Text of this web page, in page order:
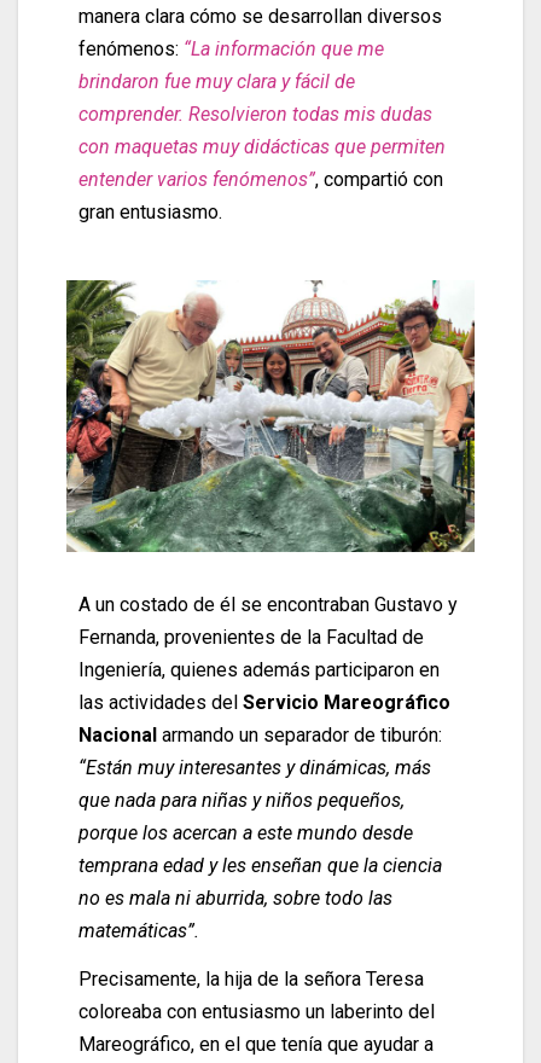
manera clara cómo se desarrollan diversos
fenómenos: “La información que me
brindaron fue muy clara y fácil de
comprender. Resolvieron todas mis dudas
con maquetas muy didácticas que permiten
entender varios fenómenos”, compartió con
gran entusiasmo.
A un costado de él se encontraban Gustavo y
Fernanda, provenientes de la Facultad de
Ingeniería, quienes además participaron en
las actividades del Servicio Mareográfico
Nacional armando un separador de tiburón:
“Están muy interesantes y dinámicas, más
que nada para niñas y niños pequeños,
porque los acercan a este mundo desde
temprana edad y les enseñan que la ciencia
no es mala ni aburrida, sobre todo las
matemáticas”.
Precisamente, la hija de la señora Teresa
coloreaba con entusiasmo un laberinto del
Mareográfico, en el que tenía que ayudar a